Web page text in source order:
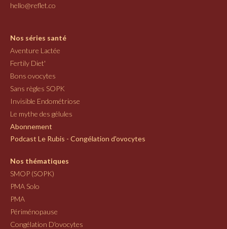
hello@reflet.co
Nos séries santé
Aventure Lactée
Fertily Diet'
Bons ovocytes
Sans règles SOPK
Invisible Endométriose
Le mythe des gélules
Abonnement
Podcast Le Rubis - Congélation d'ovocytes
Nos thématiques
SMOP (SOPK)
PMA Solo
PMA
Périménopause
Congélation D'ovocytes